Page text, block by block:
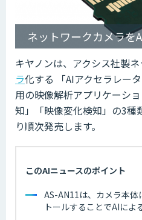
ネットワークカメラを
キヤノンは、アクシス社製
ラ化する 「AIアクセラレー
用の映像解析アプリケーシ
知」「映像変化検知」の3種
り順次発売します。
このAIニュースのポイント
AS-AN11は、カメラ本
トールすることでAIによ